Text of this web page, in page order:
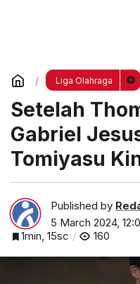
Liga Olahraga
Setelah
Gabriel
Tomiyasu
Published by
5 March 2024,
1min, 15sc
160